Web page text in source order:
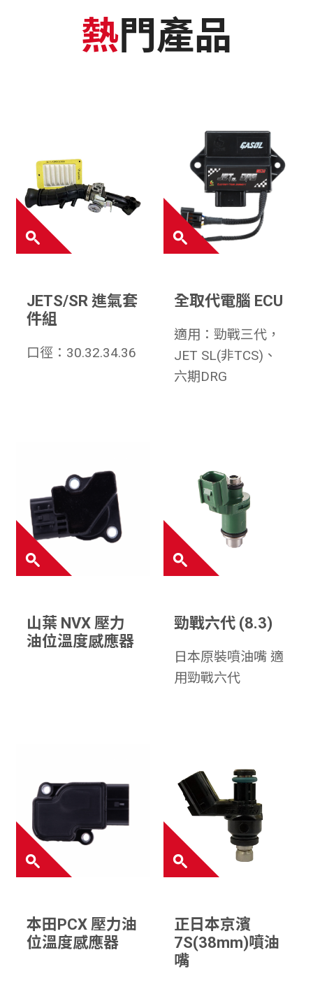
熱門產品
JETS/SR 進氣套
件組
口徑：30.32.34.36
全取代電腦 ECU
適用：勁戰三代，
JET SL(非TCS)、
六期DRG
山葉 NVX 壓力
油位溫度感應器
勁戰六代 (8.3)
日本原裝噴油嘴 適
用勁戰六代
本田PCX 壓力油
位溫度感應器
正日本京濱
7S(38mm)噴油
嘴